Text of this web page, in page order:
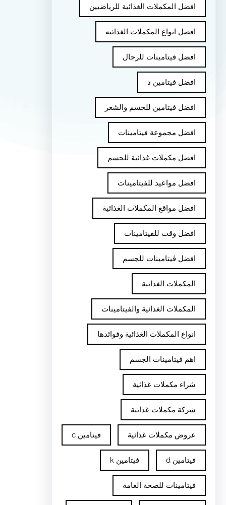
افضل المكملات الغذائية للرياضيين
افضل انواع المكملات الغذائيه
افضل فيتامينات للرجال
افضل فيتامين د
افضل فيتامين للجسم والشعر
افضل مجموعة فيتامينات
افضل مكملات غذائية للجسم
افضل مواعيد للفيتامينات
افضل مواقع المكملات الغذائية
افضل وقت للفيتامينات
افضل ڤيتامينات للجسم
المكملات الغذائية
المكملات الغذائية والفيتامينات
انواع المكملات الغذائية وفوائدها
اهم فيتامينات الجسم
شراء مكملات غذائية
شركة مكملات غذائية
عروض مكملات غذائية فيتامين c
فيتامين d فيتامين k
فيتامينات للصحة العامة